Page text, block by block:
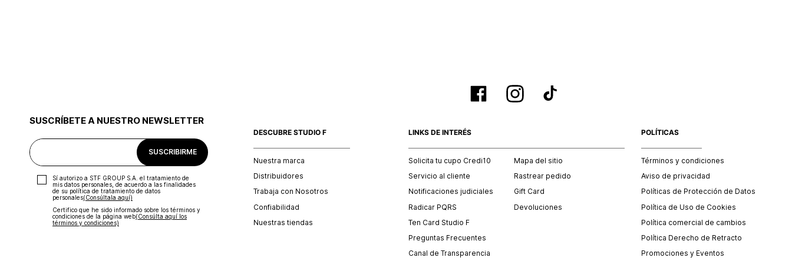
SUSCRÍBETE A NUESTRO NEWSLETTER
SUSCRIBIRME
Sí autorizo a STF GROUP S.A. el tratamiento de
mis datos personales, de acuerdo a las finalidades
de su política de tratamiento de datos
personales‎(Consúltala aquí)
Certifico que he sido informado sobre los términos y
condiciones de la página web‎(Consúlta aquí los
términos y condiciones)
DESCUBRE STUDIO F
Nuestra marca
Distribuidores
Trabaja con Nosotros
Confiabilidad
Nuestras tiendas
LINKS DE INTERÉS
Solicita tu cupo Credi10
Servicio al cliente
Notificaciones judiciales
Radicar PQRS
Ten Card Studio F
Preguntas Frecuentes
Canal de Transparencia
Mapa del sitio
Rastrear pedido
Gift Card
Devoluciones
POLÍTICAS
Términos y condiciones
Aviso de privacidad
Políticas de Protección de Datos
Política de Uso de Cookies
Política comercial de cambios
Política Derecho de Retracto
Promociones y Eventos